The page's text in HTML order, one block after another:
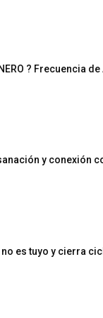
? Frecuencia de
y conexión
es tuyo y cierra